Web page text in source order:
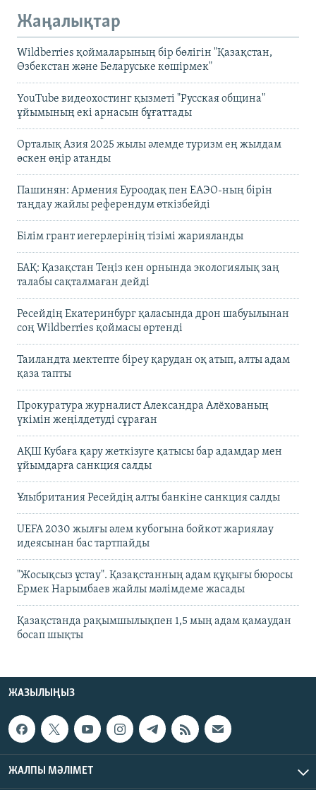
Жаңалықтар
Wildberries қоймаларының бір бөлігін "Қазақстан,
Өзбекстан және Беларуське көшірмек"
YouTube видеохостинг қызметі "Русская община"
ұйымының екі арнасын бұғаттады
Орталық Азия 2025 жылы әлемде туризм ең жылдам
өскен өңір атанды
Пашинян: Армения Еуроодақ пен ЕАЭО-ның бірін
таңдау жайлы референдум өткізбейді
Білім грант иегерлерінің тізімі жарияланды
БАҚ: Қазақстан Теңіз кен орнында экологиялық заң
талабы сақталмаған дейді
Ресейдің Екатеринбург қаласында дрон шабуылынан
соң Wildberries қоймасы өртенді
Таиландта мектепте біреу қарудан оқ атып, алты адам
қаза тапты
Прокуратура журналист Александра Алёхованың
үкімін жеңілдетуді сұраған
АҚШ Кубаға қару жеткізуге қатысы бар адамдар мен
ұйымдарға санкция салды
Ұлыбритания Ресейдің алты банкіне санкция салды
UEFA 2030 жылғы әлем кубогына бойкот жариялау
идеясынан бас тартпайды
"Жосықсыз ұстау". Қазақстанның адам құқығы бюросы
Ермек Нарымбаев жайлы мәлімдеме жасады
Қазақстанда рақымшылықпен 1,5 мың адам қамаудан
босап шықты
ЖАЗЫЛЫҢЫЗ
ЖАЛПЫ МӘЛІМЕТ